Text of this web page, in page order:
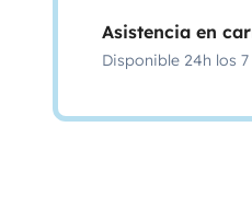
Asistencia en
Disponible 24h los